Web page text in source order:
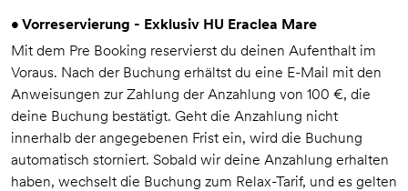
• Vorreservierung - Exklusiv HU Eraclea Mare
Mit dem Pre Booking reservierst du deinen Aufenthalt im
Voraus. Nach der Buchung erhältst du eine E-Mail mit den
Anweisungen zur Zahlung der Anzahlung von 100 €, die
deine Buchung bestätigt. Geht die Anzahlung nicht
innerhalb der angegebenen Frist ein, wird die Buchung
automatisch storniert. Sobald wir deine Anzahlung erhalten
haben, wechselt die Buchung zum Relax-Tarif, und es gelten